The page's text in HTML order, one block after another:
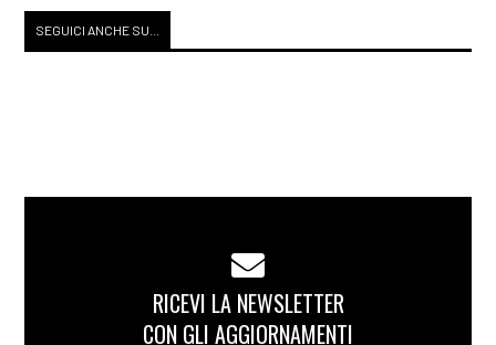
SEGUICI ANCHE SU...
RICEVI LA NEWSLETTER
CON GLI AGGIORNAMENTI